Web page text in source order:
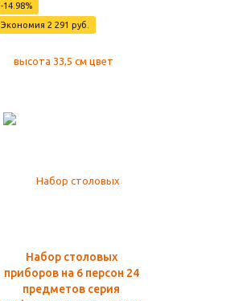
-14.98%
Экономия 2 291 руб.
Набор столовых
приборов на 6 персон 24
предметов серия